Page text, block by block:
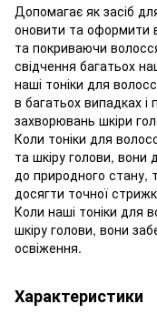
Допомагає як засіб
оновити та оформити
та покриваючи
свідчення багатьох
наші тоніки для
в багатьох випадках і
захворювань шкіри
Коли тоніки для
та шкіру голови,
до природного
досягти точної
Коли наші тоніки для
шкіру голови, вони
освіження.
Характеристики